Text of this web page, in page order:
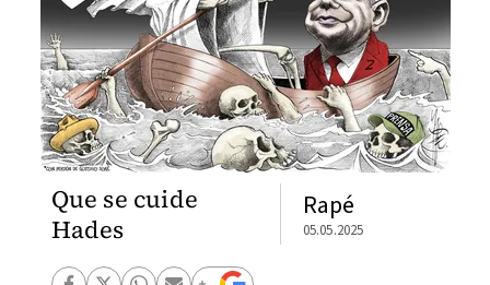
Que se cuide
Hades
Rapé
05.05.2025